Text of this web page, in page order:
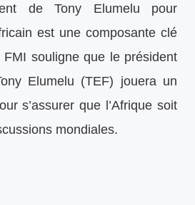
de Tony Elumelu pour
est une composante clé
souligne que le président
Elumelu (TEF) jouera un
s’assurer que l’Afrique soit
mondiales.